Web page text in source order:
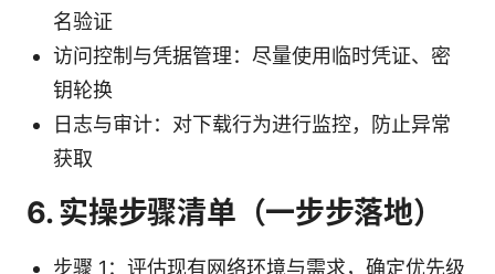
名验证
访问控制与凭据管理：尽量使用临时凭证、密
钥轮换
日志与审计：对下载行为进行监控，防止异常
获取
6. 实操步骤清单（一步步落地）
步骤 1：评估现有网络环境与需求，确定优先级